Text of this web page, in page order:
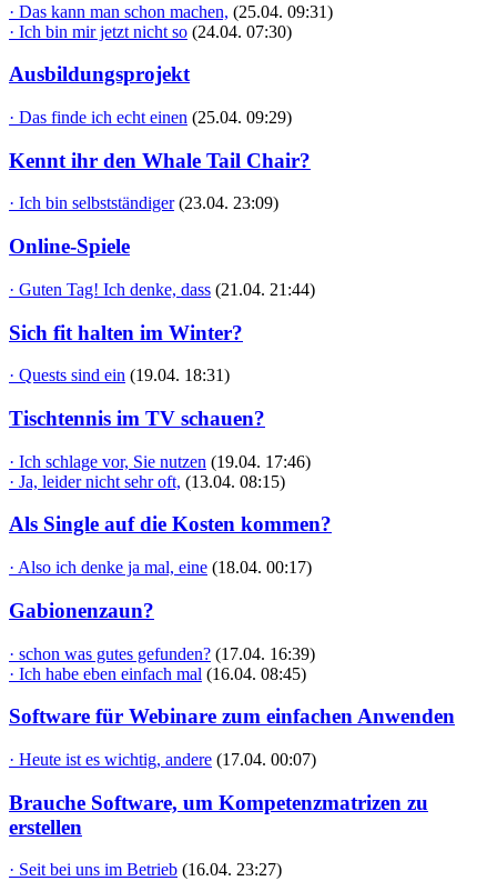
· Das kann man schon machen, (25.04. 09:31)
· Ich bin mir jetzt nicht so (24.04. 07:30)
Ausbildungsprojekt
· Das finde ich echt einen (25.04. 09:29)
Kennt ihr den Whale Tail Chair?
· Ich bin selbstständiger (23.04. 23:09)
Online-Spiele
· Guten Tag! Ich denke, dass (21.04. 21:44)
Sich fit halten im Winter?
· Quests sind ein (19.04. 18:31)
Tischtennis im TV schauen?
· Ich schlage vor, Sie nutzen (19.04. 17:46)
· Ja, leider nicht sehr oft, (13.04. 08:15)
Als Single auf die Kosten kommen?
· Also ich denke ja mal, eine (18.04. 00:17)
Gabionenzaun?
· schon was gutes gefunden? (17.04. 16:39)
· Ich habe eben einfach mal (16.04. 08:45)
Software für Webinare zum einfachen Anwenden
· Heute ist es wichtig, andere (17.04. 00:07)
Brauche Software, um Kompetenzmatrizen zu
erstellen
· Seit bei uns im Betrieb (16.04. 23:27)